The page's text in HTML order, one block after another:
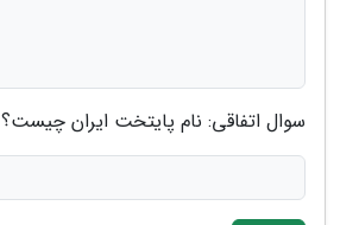
سوال اتفاقی: نام پایتخت ایران چیست؟